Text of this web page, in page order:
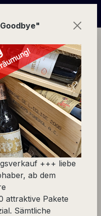
uns
+++ liebe
ab dem
attraktive Pakete
Sämtliche